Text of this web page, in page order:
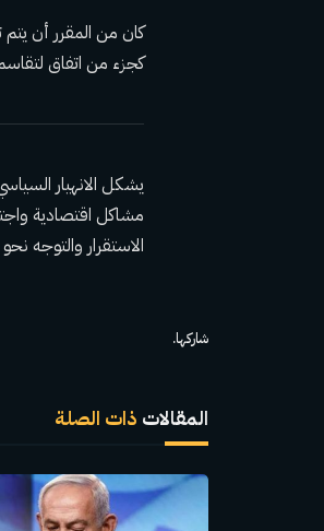
كجزء من اتفاق لتقاسم
يشكل الانهيار
مشاكل اقتصادية
الاستقرار والتوجه
شاركها.
المقالات ذات الصلة